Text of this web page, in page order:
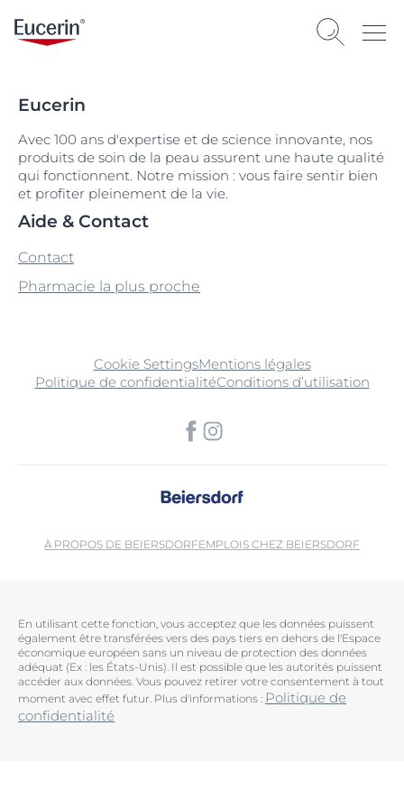
Eucerin
Avec 100 ans d'expertise et de science innovante, nos
produits de soin de la peau assurent une haute qualité
qui fonctionnent. Notre mission : vous faire sentir bien
et profiter pleinement de la vie.
Aide & Contact
Contact
Pharmacie la plus proche
Cookie SettingsMentions légales
Politique de confidentialitéConditions d’utilisation
À PROPOS DE BEIERSDORFEMPLOIS CHEZ BEIERSDORF
En utilisant cette fonction, vous acceptez que les données puissent
également être transférées vers des pays tiers en dehors de l'Espace
économique européen sans un niveau de protection des données
adéquat (Ex : les États-Unis). Il est possible que les autorités puissent
accéder aux données. Vous pouvez retirer votre consentement à tout
moment avec effet futur. Plus d'informations : Politique de
confidentialité